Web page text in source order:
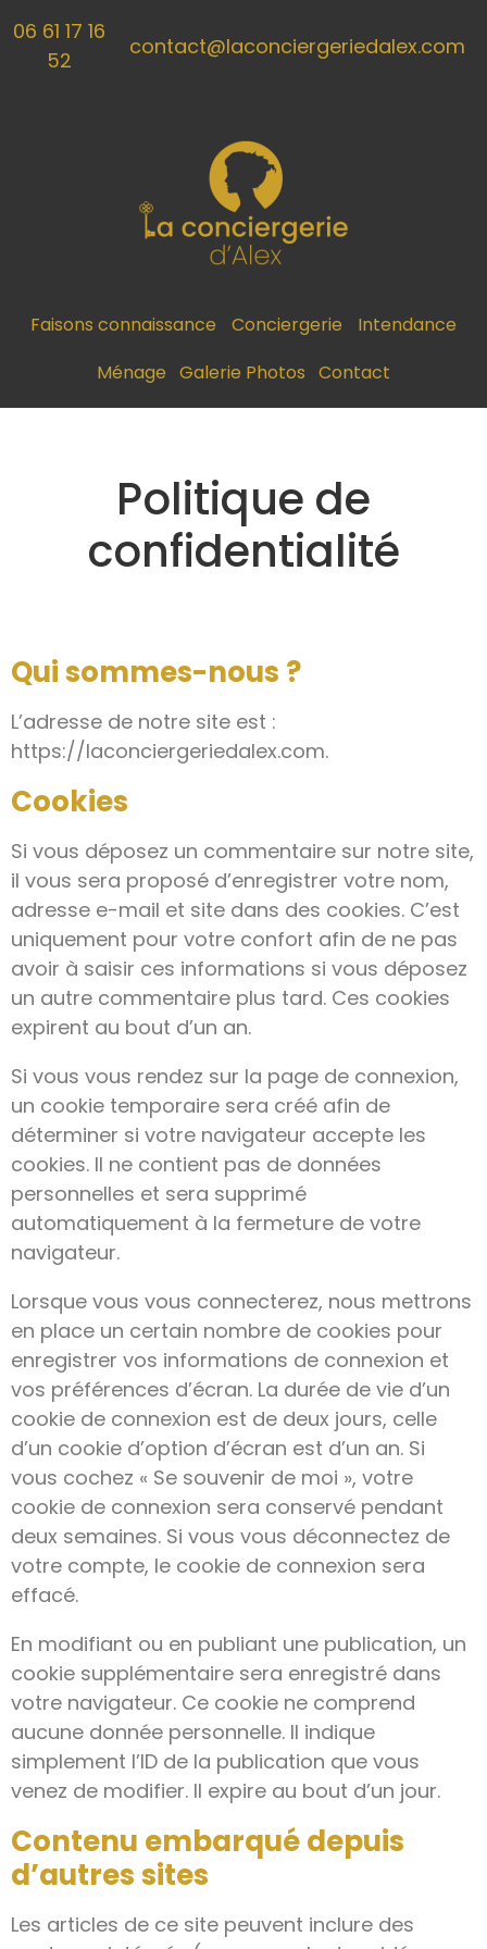
06 61 17 16
52
contact@laconciergeriedalex.com
Faisons connaissance Conciergerie
Intendance
Ménage Galerie Photos Contact
Politique de
confidentialité
Qui sommes-nous ?
L’adresse de notre site est :
https://laconciergeriedalex.com.
Cookies
Si vous déposez un commentaire sur notre site,
il vous sera proposé d’enregistrer votre nom,
adresse e-mail et site dans des cookies. C’est
uniquement pour votre confort afin de ne pas
avoir à saisir ces informations si vous déposez
un autre commentaire plus tard. Ces cookies
expirent au bout d’un an.
Si vous vous rendez sur la page de connexion,
un cookie temporaire sera créé afin de
déterminer si votre navigateur accepte les
cookies. Il ne contient pas de données
personnelles et sera supprimé
automatiquement à la fermeture de votre
navigateur.
Lorsque vous vous connecterez, nous mettrons
en place un certain nombre de cookies pour
enregistrer vos informations de connexion et
vos préférences d’écran. La durée de vie d’un
cookie de connexion est de deux jours, celle
d’un cookie d’option d’écran est d’un an. Si
vous cochez « Se souvenir de moi », votre
cookie de connexion sera conservé pendant
deux semaines. Si vous vous déconnectez de
votre compte, le cookie de connexion sera
effacé.
En modifiant ou en publiant une publication, un
cookie supplémentaire sera enregistré dans
votre navigateur. Ce cookie ne comprend
aucune donnée personnelle. Il indique
simplement l’ID de la publication que vous
venez de modifier. Il expire au bout d’un jour.
Contenu embarqué depuis
d’autres sites
Les articles de ce site peuvent inclure des